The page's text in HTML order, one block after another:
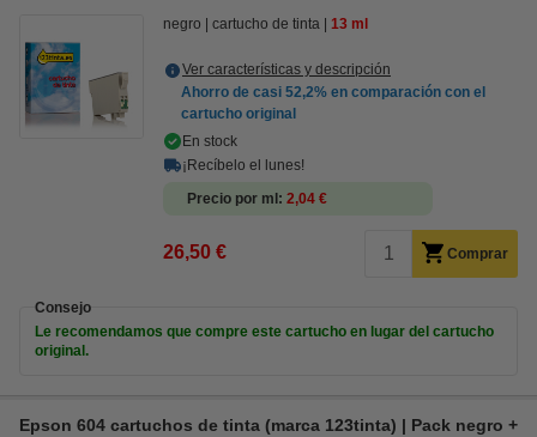
negro cartucho de tinta 13 ml
Ver características y descripción
Ahorro de casi 52,2% en comparación con el
cartucho original
En stock
¡Recíbelo el lunes!
Precio por ml
2,04 €
26,50 € Comprar
Consejo
Le recomendamos que compre este cartucho en lugar del cartucho
original.
Epson 604 cartuchos de tinta (marca 123tinta) | Pack negro +